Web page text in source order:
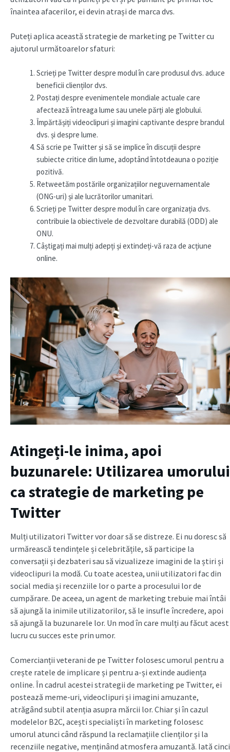
înaintea afacerilor, ei devin atrași de marca dvs.
Puteți aplica această strategie de marketing pe Twitter cu
ajutorul următoarelor sfaturi:
Scrieți pe Twitter despre modul în care produsul dvs. aduce
beneficii clienților dvs.
Postați despre evenimentele mondiale actuale care
afectează întreaga lume sau unele părți ale globului.
Împărtășiți videoclipuri și imagini captivante despre brandul
dvs. și despre lume.
Să scrie pe Twitter și să se implice în discuții despre
subiecte critice din lume, adoptând întotdeauna o poziție
pozitivă.
Retweetăm postările organizațiilor neguvernamentale
(ONG-uri) și ale lucrătorilor umanitari.
Scrieți pe Twitter despre modul în care organizația dvs.
contribuie la obiectivele de dezvoltare durabilă (ODD) ale
ONU.
Câștigați mai mulți adepți și extindeți-vă raza de acțiune
online.
Atingeți-le inima, apoi
buzunarele: Utilizarea umorului
ca strategie de marketing pe
Twitter
Mulți utilizatori Twitter vor doar să se distreze. Ei nu doresc să
urmărească tendințele și celebritățile, să participe la
conversații și dezbateri sau să vizualizeze imagini de la știri și
videoclipuri la modă. Cu toate acestea, unii utilizatori fac din
social media și recenziile lor o parte a procesului lor de
cumpărare. De aceea, un agent de marketing trebuie mai întâi
să ajungă la inimile utilizatorilor, să le insufle încredere, apoi
să ajungă la buzunarele lor. Un mod în care mulți au făcut acest
lucru cu succes este prin umor.
Comercianții veterani de pe Twitter folosesc umorul pentru a
crește ratele de implicare și pentru a-și extinde audiența
online. În cadrul acestei strategii de marketing pe Twitter, ei
postează meme-uri, videoclipuri și imagini amuzante,
atrăgând subtil atenția asupra mărcii lor. Chiar și în cazul
modelelor B2C, acești specialiști în marketing folosesc
umorul atunci când răspund la reclamațiile clienților și la
recenziile negative, menținând atmosfera amuzantă. Iată cinci